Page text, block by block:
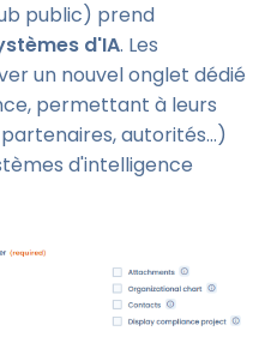
public) prend
d'IA. Les
un nouvel onglet dédié
permettant à leurs
autorités…)
d'intelligence